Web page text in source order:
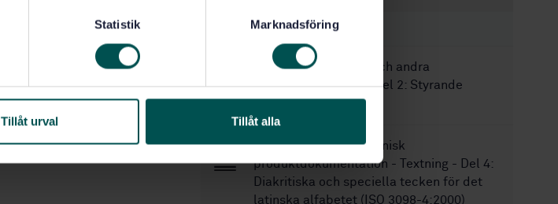
Statistik Marknadsföring
Tillåt urval Tillåt alla
STANDARDER
SS 1900-2Ritningar och andra
produkthandlingar - Del 2: Styrande
dokument
SS-EN ISO 3098-4Teknisk
produktdokumentation - Textning - Del 4:
Diakritiska och speciella tecken för det
latinska alfabetet (ISO 3098-4;2000)